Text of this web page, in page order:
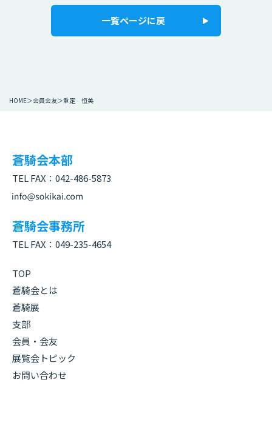
一覧ページに戻
HOME 会員会友 重定 恒美
蒼騎会本部
TEL FAX： 042-486-5873
蒼騎会事務所
TEL FAX： 049-235-4654
TOP
蒼騎会とは
蒼騎展
支部
会員・会友
展覧会トピック
お問い合わせ